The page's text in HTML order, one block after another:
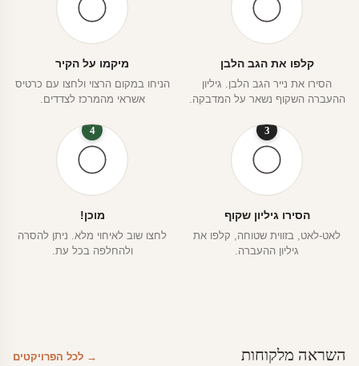
קלפו את הגב הלבן
הסירו את נייר הגב הלבן. גיליון
ההעברה השקוף נשאר על המדבקה.
מיקמו על הקיר
הניחו במקום הרצוי ולחצו עם כרטיס
אשראי מהמרכז לצדדים.
3
הסירו גיליון שקוף
לאט-לאט, בזווית שטוחה, קלפו את
גיליון ההעברה.
4
מוכן!
לחצו שוב לאיחוי מלא. ניתן להסרה
ולהחלפה בכל עת.
השראה מלקוחות → לכל הפרויקטים